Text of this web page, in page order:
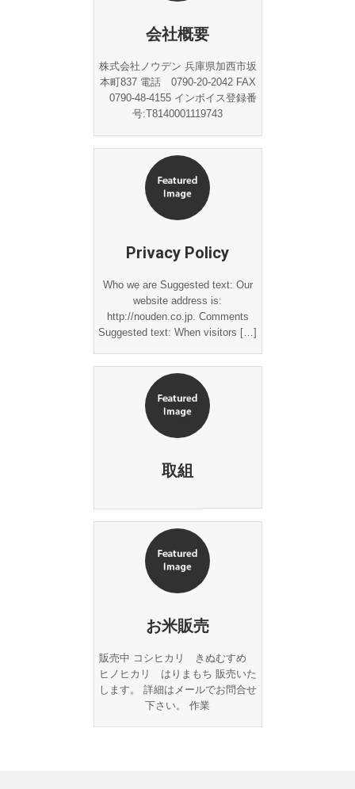
会社概要
株式会社ノウデン 兵庫県加西市坂
本町837 電話 0790-20-2042 FAX
0790-48-4155 インボイス登録番
号:T8140001119743
Privacy Policy
Who we are Suggested text: Our
website address is:
http://nouden.co.jp. Comments
Suggested text: When visitors […]
取組
お米販売
販売中 コシヒカリ きぬむすめ
ヒノヒカリ はりまもち 販売いた
します。 詳細はメールでお問合せ
下さい。 作業